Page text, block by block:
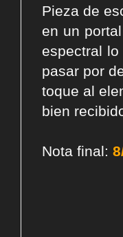
Pieza de
en un
espectral
pasar por
toque al
bien
Nota final: 8